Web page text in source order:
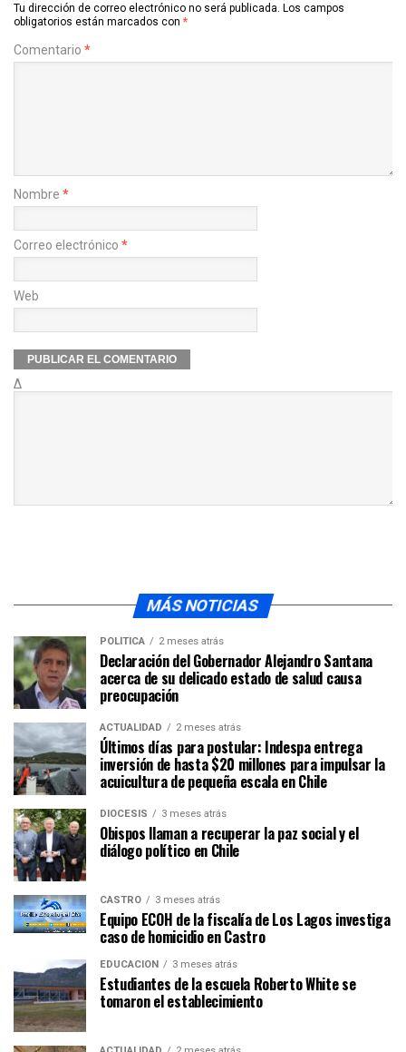
Tu dirección de correo electrónico no será publicada. Los campos
obligatorios están marcados con *
Comentario *
Nombre *
Correo electrónico *
Web
Δ
MÁS NOTICIAS
POLÍTICA 2 meses atrás
Declaración del Gobernador Alejandro Santana
acerca de su delicado estado de salud causa
preocupación
ACTUALIDAD 2 meses atrás
Últimos días para postular: Indespa entrega
inversión de hasta $20 millones para impulsar la
acuicultura de pequeña escala en Chile
DIÓCESIS 3 meses atrás
Obispos llaman a recuperar la paz social y el
diálogo político en Chile
CASTRO 3 meses atrás
Equipo ECOH de la fiscalía de Los Lagos investiga
caso de homicidio en Castro
EDUCACIÓN 3 meses atrás
Estudiantes de la escuela Roberto White se
tomaron el establecimiento